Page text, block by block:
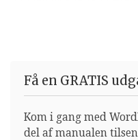
Få en GRATIS
Kom i gang med
del af manualen